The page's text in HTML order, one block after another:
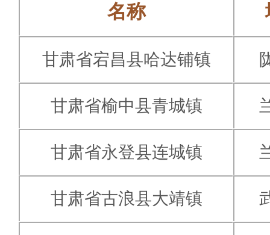
名称
甘肃省宕昌县哈达铺镇
甘肃省榆中县青城镇
甘肃省永登县连城镇
甘肃省古浪县大靖镇